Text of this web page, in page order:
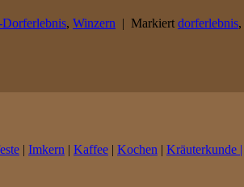
, Winzern | Markiert dorferlebnis,
| Imkern | Kaffee | Kochen | Kräuterkunde |